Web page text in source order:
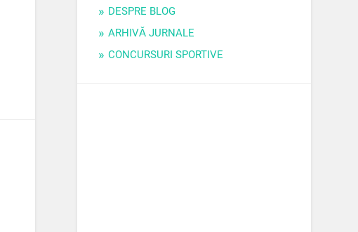
DESPRE BLOG
ARHIVĂ JURNALE
CONCURSURI SPORTIVE